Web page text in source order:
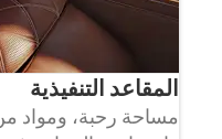
المقاعد التنفيذية
مساحة رحبة، ومواد